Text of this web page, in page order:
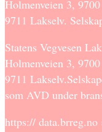
Holmenveien 3,
9711 Lakselv.
Statens Vegvesen
Holmenveien 3,
9711
som AVD under
https:// data.brreg.no